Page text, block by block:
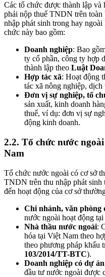
Các tổ chức được thành lập và
phải nộp thuế TNDN trên toàn
nhập phát sinh trong hay
chức này bao gồm:
Doanh nghiệp: Bao
ty cổ phần, công ty hợp
thành lập theo Luật
Hợp tác xã: Hoạt động
tác xã nông nghiệp, dịch
Đơn vị sự nghiệp, tổ
sản xuất, kinh doanh
thuế, ví dụ: đơn vị sự
động kinh doanh.
2.2. Tổ chức nước
Nam
Tổ chức nước ngoài có cơ sở
TNDN trên thu nhập phát sinh
đến hoạt động của cơ sở
Chi nhánh, văn phòng
nước ngoài hoạt động
Nhà thầu nước ngoài:
hóa tại Việt Nam theo
theo phương pháp khấu
103/2014/TT-BTC).
Doanh nghiệp có dự
đầu tư nước ngoài được